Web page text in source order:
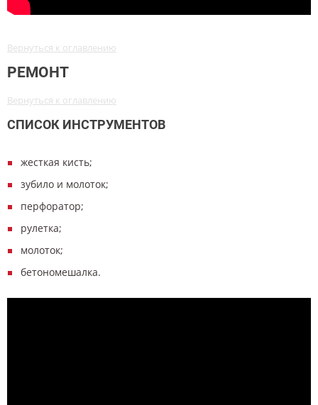
Вернуться к оглавлению
РЕМОНТ
Вернуться к оглавлению
СПИСОК ИНСТРУМЕНТОВ
жесткая кисть;
зубило и молоток;
перфоратор;
рулетка;
молоток;
бетономешалка.